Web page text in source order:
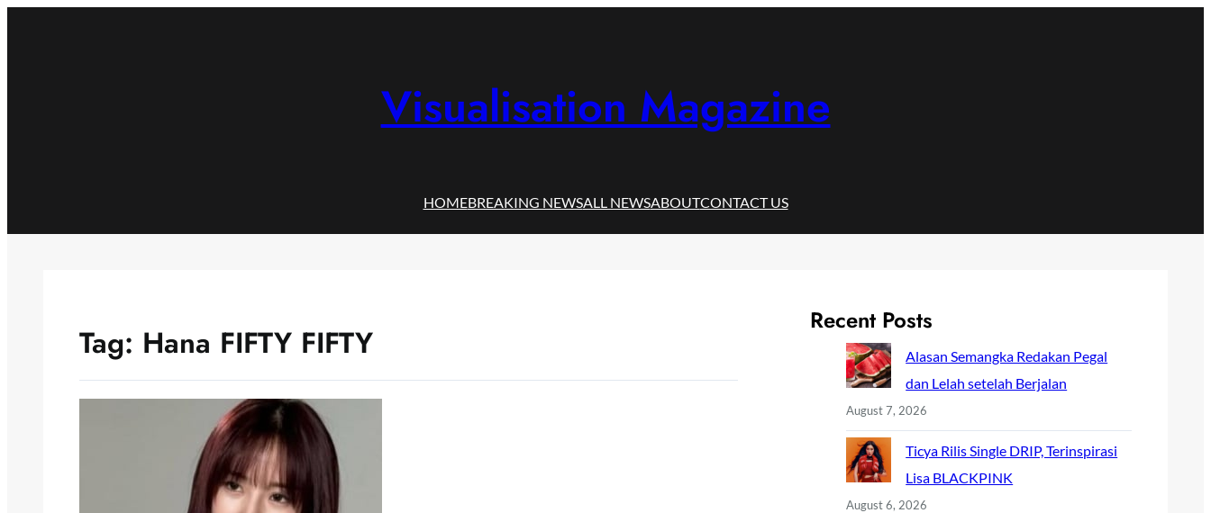
Visualisation Magazine
HOMEBREAKING NEWSALL NEWSABOUTCONTACT US
Tag: Hana FIFTY FIFTY
Recent Posts
Alasan Semangka Redakan Pegal
dan Lelah setelah Berjalan
August 7, 2026
Ticya Rilis Single DRIP, Terinspirasi
Lisa BLACKPINK
August 6, 2026